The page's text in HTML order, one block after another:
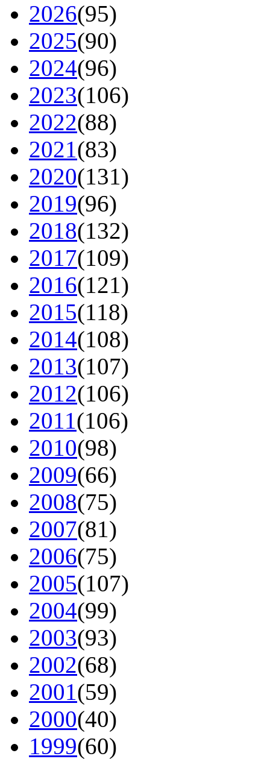
2026(95)
2025(90)
2024(96)
2023(106)
2022(88)
2021(83)
2020(131)
2019(96)
2018(132)
2017(109)
2016(121)
2015(118)
2014(108)
2013(107)
2012(106)
2011(106)
2010(98)
2009(66)
2008(75)
2007(81)
2006(75)
2005(107)
2004(99)
2003(93)
2002(68)
2001(59)
2000(40)
1999(60)